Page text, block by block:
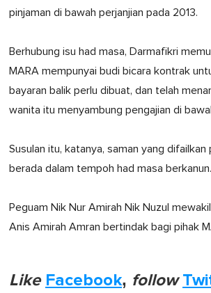
pinjaman di bawah perjanjian pada 2013.
Berhubung isu had masa, Darmafikri
MARA mempunyai budi bicara kontrak
bayaran balik perlu dibuat, dan telah
wanita itu menyambung pengajian di
Susulan itu, katanya, saman yang
berada dalam tempoh had masa berkanun.
Peguam Nik Nur Amirah Nik Nuzul
Anis Amirah Amran bertindak bagi pihak
Like Facebook, follow